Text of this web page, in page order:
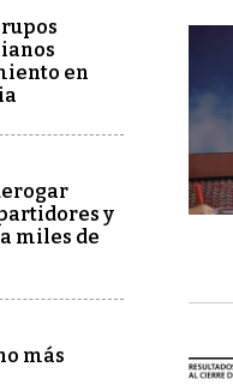
en
y
miles de
más